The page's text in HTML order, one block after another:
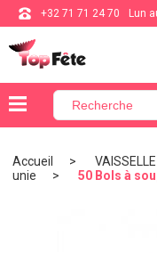
+32 71 71 24 70 Lun
×
BALLON
Accueil VAISSELLE
unie
50 Bols à